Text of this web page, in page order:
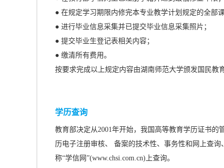
● 在规定学习期限内修完本专业教学计划规定的全部
● 进行毕业信息采集并已提交毕业信息采集照片；
● 提交毕业生登记表相关内容；
● 缴清所有费用。
按要求完成以上规定内容由湖南师范大学颁发国民教
学历查询
教育部决定从2001年开始，我国高等教育学历证书
历电子注册审核、 备案的技术性、事务性和网上查
称“学信网”(www.chsi.com.cn)上查询。